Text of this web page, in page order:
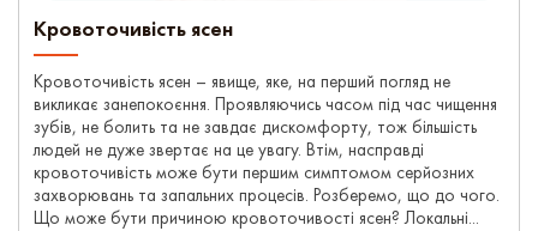
Кровоточивість ясен
Кровоточивість ясен – явище, яке, на перший погляд не
викликає занепокоєння. Проявляючись часом під час чищення
зубів, не болить та не завдає дискомфорту, тож більшість
людей не дуже звертає на це увагу. Втім, насправді
кровоточивість може бути першим симптомом серйозних
захворювань та запальних процесів. Розберемо, що до чого.
Що може бути причиною кровоточивості ясен? Локальні...